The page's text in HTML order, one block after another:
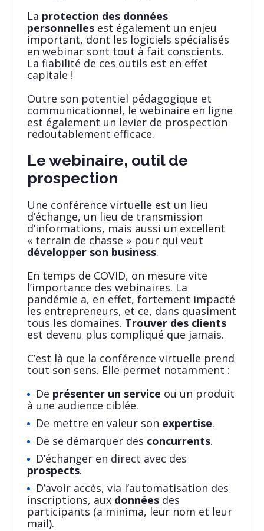
La protection des données
personnellesest également un enjeu
important, dont les logiciels spécialisés
en webinar sont tout à fait conscients.
La fiabilité de ces outils est en effet
capitale !
Outre son potentiel pédagogique et
communicationnel, le webinaire en ligne
est également un levier de prospection
redoutablement efficace.
Le webinaire, outil de
prospection
Une conférence virtuelle est un lieu
d’échange, un lieu de transmission
d’informations, mais aussi un excellent
« terrain de chasse » pour qui veut
développer son business.
En temps de COVID, on mesure vite
l’importance des webinaires. La
pandémie a, en effet, fortement impacté
les entrepreneurs, et ce, dans quasiment
tous les domaines. Trouver des clients
est devenu plus compliqué que jamais.
C’est là que la conférence virtuelle prend
tout son sens. Elle permet notamment :
De présenter un service ou un produit
à une audience ciblée.
De mettre en valeur son expertise.
De se démarquer des concurrents.
D’échanger en direct avec des
prospects.
D’avoir accès, via l’automatisation des
inscriptions, aux données des
participants (a minima, leur nom et leur
mail).